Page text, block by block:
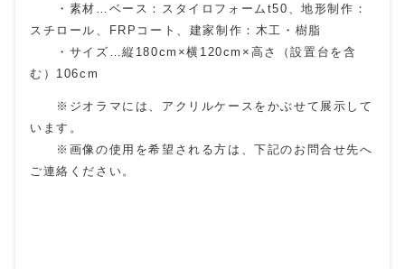
・素材…ベース：スタイロフォームt50、地形制作：
スチロール、FRPコート、建家制作：木工・樹脂
・サイズ…縦180cm×横120cm×高さ（設置台を含
む）106cm
※ジオラマには、アクリルケースをかぶせて展示して
います。
※画像の使用を希望される方は、下記のお問合せ先へ
ご連絡ください。